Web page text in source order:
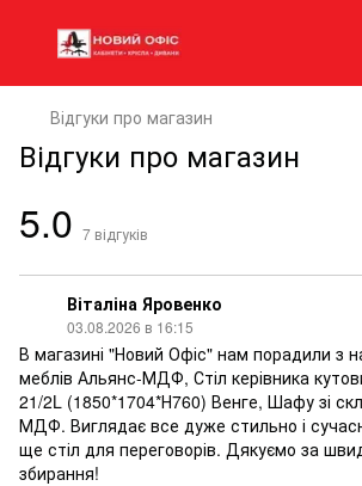
Відгуки про магазин
Відгуки про магазин
5.0 7 відгуків
Віталіна Яровенко
03.08.2026 в 16:15
В магазині "Новий Офіс" нам порадили з
меблів Альянс-МДФ, Стіл керівника
21/2L (1850*1704*Н760) Венге, Шафу зі
МДФ. Виглядає все дуже стильно і
ще стіл для переговорів. Дякуємо за
збирання!